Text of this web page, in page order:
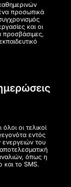
προσωπικά
και οι
προσβάσιμες,
οι τελικοί
εντός
ενεργειών του
όπως η
και το SMS.